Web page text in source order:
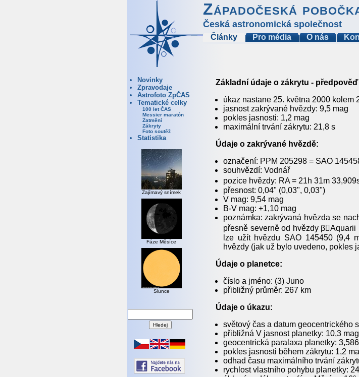
Západočeská
Česká astronomická společnost
Články Pro média O nás
Novinky
Zpravodaje
Astrofoto ZpČAS
Tematické celky
100 let ČAS
Messier maratón
Zatmění
Zákryty
Foto soutěž
Statistika
Zajímavý snímek
Fáze Měsíce
Slunce
Základní údaje o zákrytu -
úkaz nastane 25. května 2000 kolem
jasnost zakrývané hvězdy: 9,5 mag
pokles jasnosti: 1,2 mag
maximální trvání zákrytu: 21,8 s
Údaje o zakrývané hvězdě:
označení: PPM 205298 = SAO
souhvězdí: Vodnář
pozice hvězdy: RA = 21h 31m
přesnost: 0,04" (0,03", 0,03")
V mag: 9,54 mag
B-V mag: +1,10 mag
poznámka: zakrývaná hvězda se
přesně severně od hvězdy
lze užít hvězdu SAO 145450 (9,4
hvězdy (jak už bylo uvedeno, pokles
Údaje o planetce:
číslo a jméno: (3) Juno
přibližný průměr: 267 km
Údaje o úkazu:
světový čas a datum geocentrického
přibližná V jasnost planetky: 10,3 mag
geocentrická paralaxa planetky:
pokles jasnosti během zákrytu: 1,2
odhad času maximálního trvání
rychlost vlastního pohybu planetky: